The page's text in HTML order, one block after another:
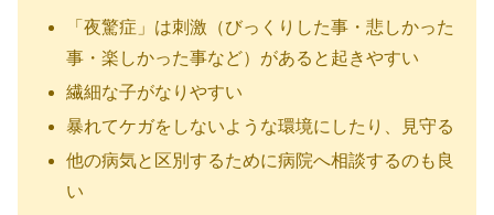
「夜驚症」は刺激（びっくりした事・悲しかった
事・楽しかった事など）があると起きやすい
繊細な子がなりやすい
暴れてケガをしないような環境にしたり、見守る
他の病気と区別するために病院へ相談するのも良
い